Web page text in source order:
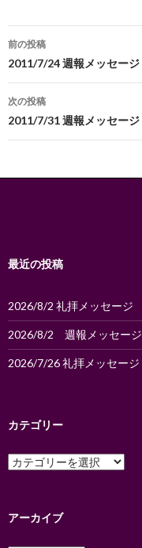
投
稿
ナ
ビ
ー
ン
前の投稿
2011/7/24 週報メッセージ
次の投稿
2011/7/31 週報メッセージ
最近の投稿
2026/8/2 礼拝メッセージ
2026/8/2 週報メッセージ
2026/7/26 礼拝メッセージ
カテゴリー
カ
テ
ー
アーカイブ